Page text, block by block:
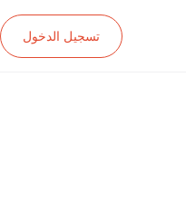
تسجيل الدخول